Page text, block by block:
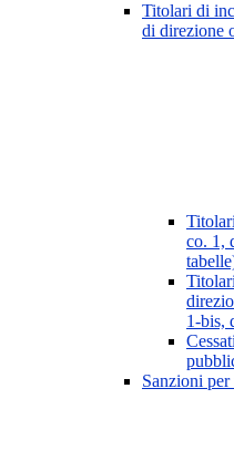
Titolari di
di direzione
co. 1,
1-bis,
Sanzioni